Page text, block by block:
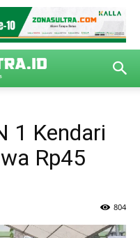
1 Kendari
Rp45
804